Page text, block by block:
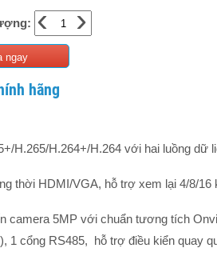
›
‹
ngay
hãng
H.265/H.264+/H.264 với hai luồng dữ
thời HDMI/VGA, hỗ trợ xem lại 4/8/16
camera 5MP với chuẩn tương tích
1 cổng RS485, hỗ trợ điều kiển quay